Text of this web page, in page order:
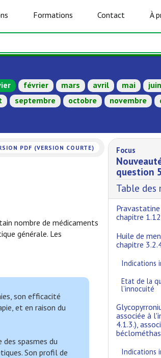
Formations Contact À
février mars avril mai juin
septembre octobre novembre
PDF (VERSION COURTE)
nombre de médicaments
générale. Les
son efficacité
et en raison du
spasmes du
Son profil de
Focus
question
Table des
chapitre
Huile de
chapitre
Indications
Etat de la
l’innocuité
associée à
4.1.3.),
Indications